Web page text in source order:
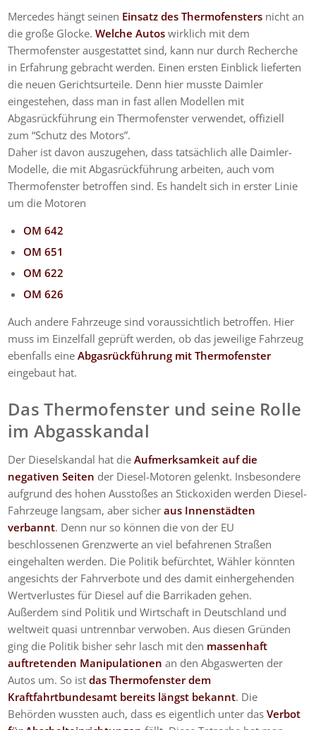
Mercedes hängt seinen Einsatz des Thermofensters nicht an
die große Glocke.Welche Autos wirklich mit dem
Thermofenster ausgestattet sind, kann nur durch Recherche
in Erfahrung gebracht werden. Einen ersten Einblick lieferten
die neuen Gerichtsurteile. Denn hier musste Daimler
eingestehen, dass man in fast allen Modellen mit
Abgasrückführung ein Thermofenster verwendet, offiziell
zum “Schutz des Motors”.
Daher ist davon auszugehen, dass tatsächlich alle Daimler-
Modelle, die mit Abgasrückführung arbeiten, auch vom
Thermofenster betroffen sind. Es handelt sich in erster Linie
um die Motoren
OM 642
OM 651
OM 622
OM 626
Auch andere Fahrzeuge sind voraussichtlich betroffen. Hier
muss im Einzelfall geprüft werden, ob das jeweilige Fahrzeug
ebenfalls eineAbgasrückführung mit Thermofenster
eingebaut hat.
Das Thermofenster und seine Rolle
im Abgasskandal
Der Dieselskandal hat dieAufmerksamkeit auf die
negativen Seiten der Diesel-Motoren gelenkt. Insbesondere
aufgrund des hohen Ausstoßes an Stickoxiden werden Diesel-
Fahrzeuge langsam, aber sicheraus Innenstädten
verbannt. Denn nur so können die von der EU
beschlossenen Grenzwerte an viel befahrenen Straßen
eingehalten werden. Die Politik befürchtet, Wähler könnten
angesichts der Fahrverbote und des damit einhergehenden
Wertverlustes für Diesel auf die Barrikaden gehen.
Außerdem sind Politik und Wirtschaft in Deutschland und
weltweit quasi untrennbar verwoben. Aus diesen Gründen
ging die Politik bisher sehr lasch mit den massenhaft
auftretenden Manipulationen an den Abgaswerten der
Autos um. So istdas Thermofenster dem
Kraftfahrtbundesamt bereits längst bekannt. Die
Behörden wussten auch, dass es eigentlich unter dasVerbot